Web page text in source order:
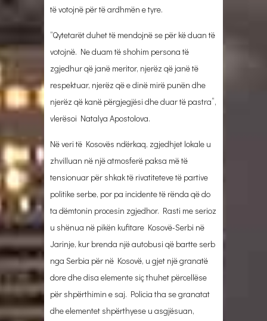
të votojnë për të ardhmën e tyre.
“Qytetarët duhet të mendojnë se për kë duan të
votojnë. Ne duam të shohim persona të
zgjedhur që janë meritor, njerëz që janë të
respektuar, njerëz që e dinë mirë punën dhe
njerëz që kanë përgjegjësi dhe duar të pastra”,
vlerësoi Natalya Apostolova.
Në veri të Kosovës ndërkaq, zgjedhjet lokale u
zhvilluan në një atmosferë paksa më të
tensionuar për shkak të rivatiteteve të partive
politike serbe, por pa incidente të rënda që do
ta dëmtonin procesin zgjedhor. Rasti me serioz
u shënua në pikën kufitare Kosovë-Serbi në
Jarinje, kur brenda një autobusi që bartte serb
nga Serbia për në Kosovë, u gjet një granatë
dore dhe disa elemente siç thuhet përcellëse
për shpërthimin e saj. Policia tha se granatat
dhe elementet shpërthyese u asgjësuan,